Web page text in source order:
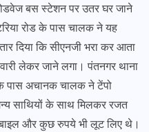
बस स्टेशन पर उतर घर जाने
रोड के पास चालक ने यह
दिया कि सीएनजी भरा कर आता
लेकर जाने लगा। पंतनगर थाना
पास अचानक चालक ने टेंपो
साथियों के साथ मिलकर रजत
और कुछ रुपये भी लूट लिए थे।